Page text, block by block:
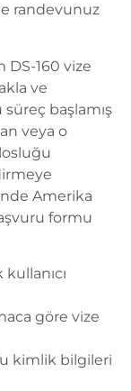
randevunuz
DS-160 vize
ve
süreç başlamış
veya o
Amerika
formu
göre vize
kimlik bilgileri